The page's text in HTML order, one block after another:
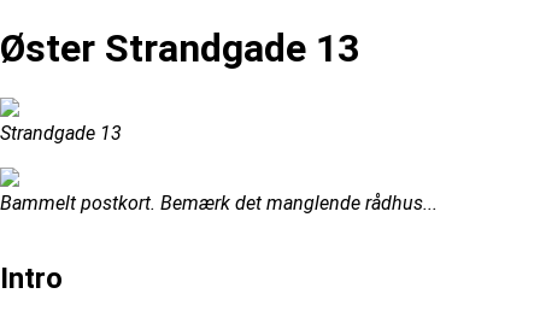
Øster Strandgade 13
Strandgade 13
Bammelt postkort. Bemærk det manglende rådhus...
Intro